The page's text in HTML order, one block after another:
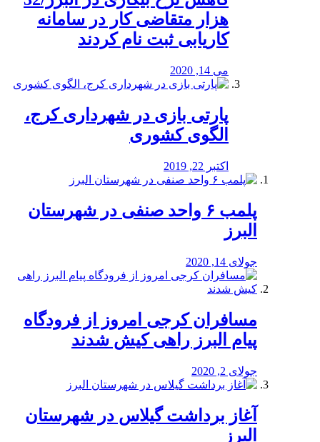
هزار متقاضی کار در سامانه
کاریابی ثبت نام کردند
می 14, 2020
پارتی بازی در شهرداری کرج،
الگوی کشوری
اکتبر 22, 2019
پلمب ۶ واحد صنفی در شهرستان
البرز
جولای 14, 2020
مسافران کرجی امروز از فرودگاه
پیام البرز راهی کیش شدند
جولای 2, 2020
آغاز برداشت گیلاس در شهرستان
البرز